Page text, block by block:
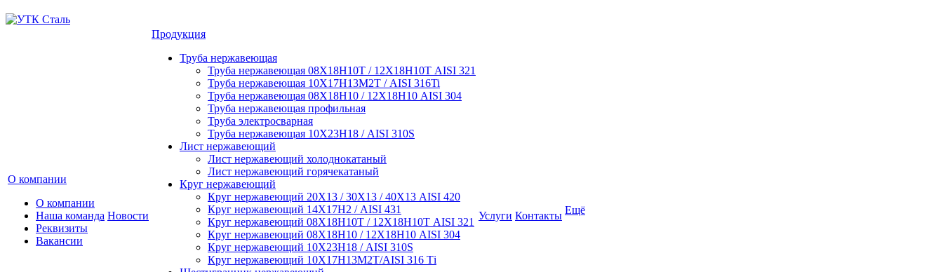
О компании
О компании
Наша команда
Реквизиты
Вакансии
Новости
Продукция
Труба нержавеющая
Труба нержавеющая 08Х18Н10Т / 12Х18Н10Т AISI 321
Труба нержавеющая 10Х17Н13М2Т / AISI 316Ti
Труба нержавеющая 08Х18Н10 / 12Х18Н10 AISI 304
Труба нержавеющая профильная
Труба электросварная
Труба нержавеющая 10Х23Н18 / AISI 310S
Лист нержавеющий
Лист нержавеющий холоднокатаный
Лист нержавеющий горячекатаный
Круг нержавеющий
Круг нержавеющий 20Х13 / 30Х13 / 40Х13 AISI 420
Круг нержавеющий 14Х17Н2 / AISI 431
Круг нержавеющий 08Х18Н10Т / 12Х18Н10Т AISI 321
Круг нержавеющий 08Х18Н10 / 12Х18Н10 AISI 304
Круг нержавеющий 10Х23Н18 / AISI 310S
Круг нержавеющий 10Х17Н13М2Т/AISI 316 Тi
Услуги Контакты Ещё